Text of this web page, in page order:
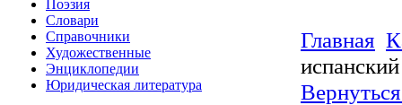
Поэзия
Словари
Справочники
Художественные
Энциклопедии
Юридическая литература
Главная